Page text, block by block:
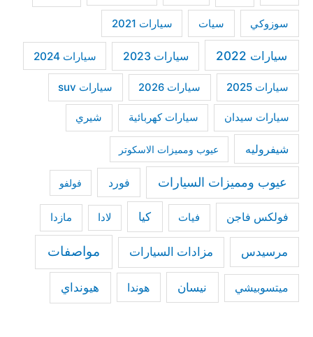
سوزوكي سيات سيارات 2021
سيارات 2022 سيارات 2023 سيارات 2024
سيارات 2025 سيارات 2026 سيارات suv
سيارات سيدان سيارات كهربائية شيري
شيفروليه عيوب ومميزات الاسكوتر
عيوب ومميزات السيارات فورد فولفو
فولكس فاجن فيات كيا لادا مازدا
مرسيدس مزادات السيارات مواصفات
ميتسوبيشي نيسان هوندا هيونداي